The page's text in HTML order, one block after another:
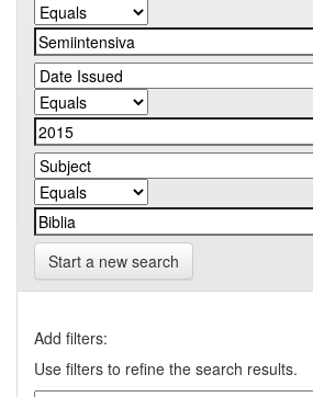
Start a new search
Add filters:
Use filters to refine the search results.